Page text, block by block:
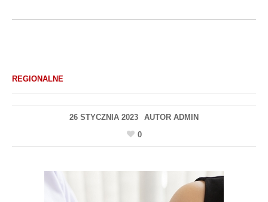
REGIONALNE
26 STYCZNIA 2023 AUTOR ADMIN
0